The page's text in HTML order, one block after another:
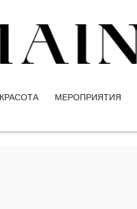
КРАСОТА МЕРОПРИЯТИЯ